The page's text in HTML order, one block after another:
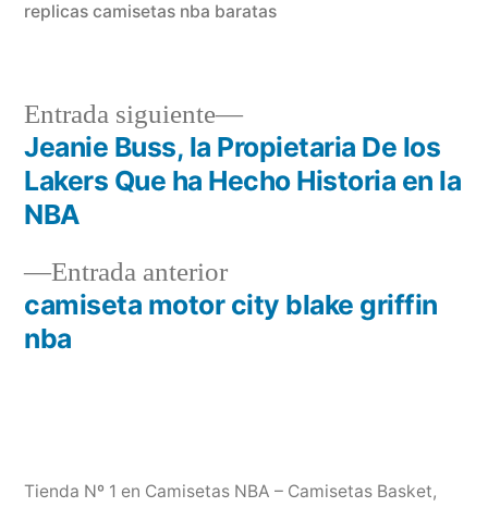
replicas camisetas nba baratas
Navegación
de
entradas
Entrada anteriorEntrada
anterior:
camiseta motor city blake griffin
nba
Entrada siguiente
Entrada
siguiente:
Jeanie Buss, la Propietaria De los
Lakers Que ha Hecho Historia en la
NBA
Tienda Nº 1 en Camisetas NBA – Camisetas Basket,